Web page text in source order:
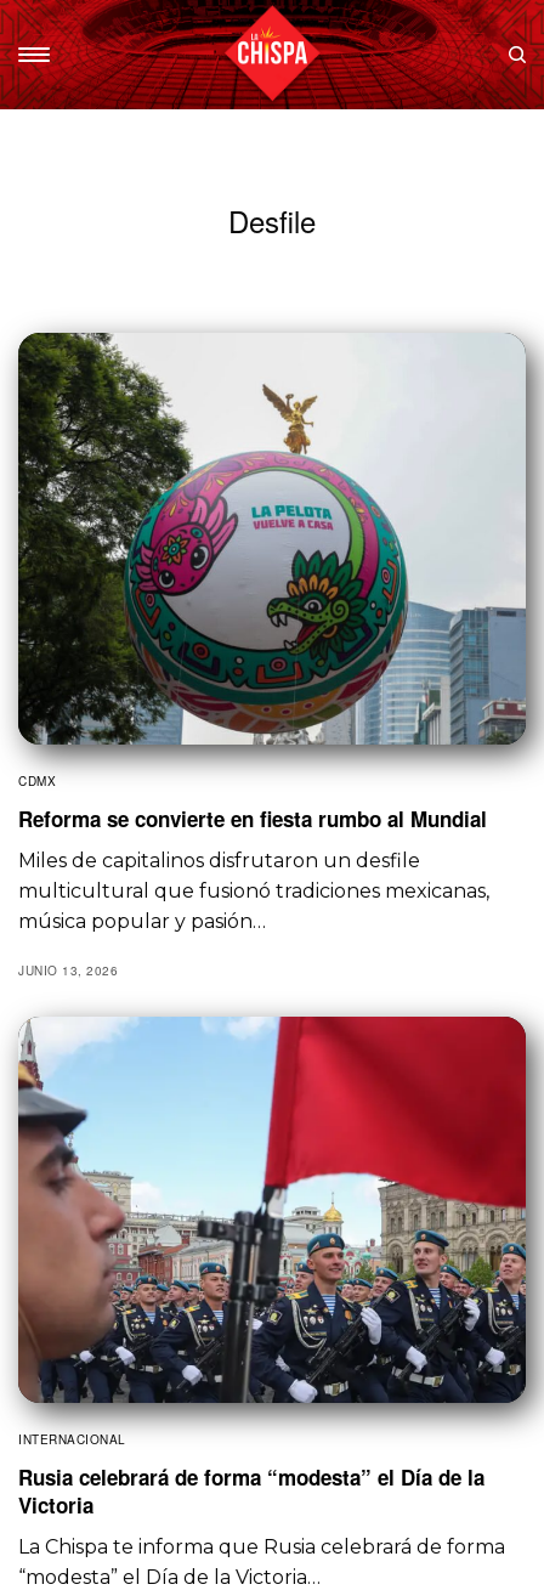
Desfile
CDMX
Reforma se convierte en fiesta rumbo al Mundial
Miles de capitalinos disfrutaron un desfile
multicultural que fusionó tradiciones mexicanas,
música popular y pasión…
JUNIO 13, 2026
INTERNACIONAL
Rusia celebrará de forma “modesta” el Día de la
Victoria
La Chispa te informa que Rusia celebrará de forma
“modesta” el Día de la Victoria…